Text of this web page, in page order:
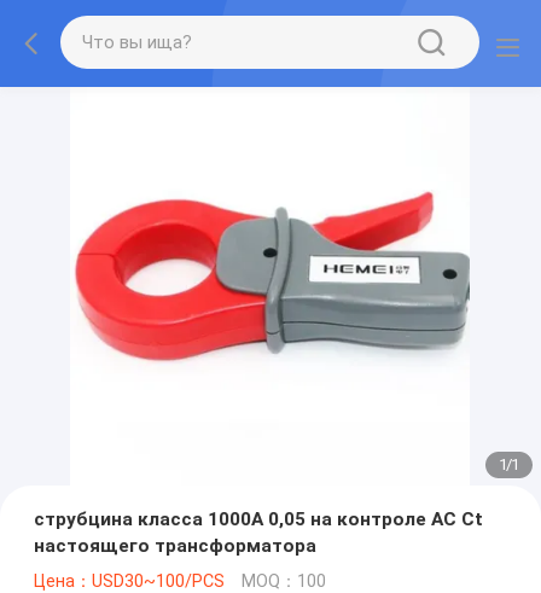
1/1
струбцина класса 1000A 0,05 на контроле AC Ct
настоящего трансформатора
Цена：USD30~100/PCS MOQ：100